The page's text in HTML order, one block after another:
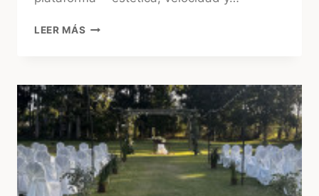
LEER MÁS TUFIESTA:
RÁPIDA
DE
ENCONTRAR
PROVEEDORES
CONFIABLES
EN
URUGUAY